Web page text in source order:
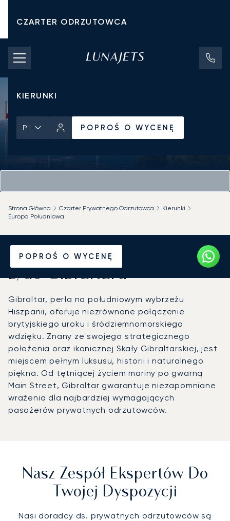
CZARTER ODRZUTOWCA
KOSZTY CZARTERU
PRYWATNE ODRZUTOWCE
KIERUNKI
PL POPROŚ O WYCENĘ
POPROŚ O WYCENĘ
Strona Główna Czarter Prywatnego Odrzutowca
Kierunki
Europa Południowa
Wynajmij jet prywatny
z/do Gibraltaru
Gibraltar, perła na południowym wybrzeżu
Hiszpanii, oferuje niezrównane połączenie
brytyjskiego uroku i śródziemnomorskiego
wdzięku. Znany ze swojego strategicznego
położenia oraz ikonicznej Skały Gibraltarskiej, jest
miejscem pełnym luksusu, historii i naturalnego
piękna. Od tętniącej życiem mariny po gwarną
Main Street, Gibraltar gwarantuje niezapomniane
wrażenia dla najbardziej wymagających
pasażerów prywatnych odrzutowców.
Nasz Zespół Ekspertów Do
Twojej Dyspozycji
Nasi doradcy ds. prywatnych odrzutowców są